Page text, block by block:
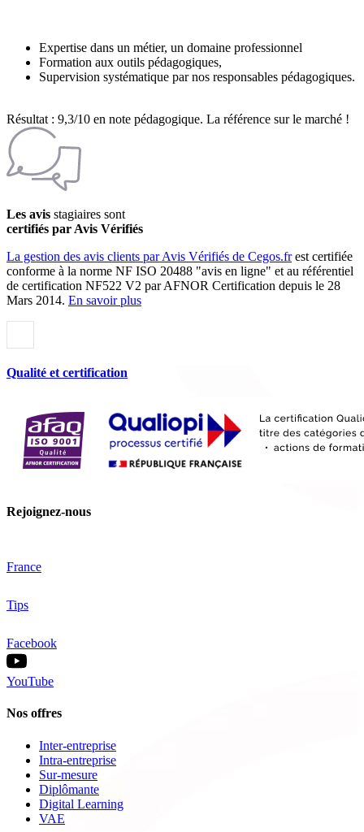
Expertise dans un métier, un domaine professionnel
Formation aux outils pédagogiques,
Supervision systématique par nos responsables pédagogiques.
Résultat : 9,3/10 en note pédagogique. La référence sur le marché !
Les avis stagiaires sont
certifiés par Avis Vérifiés
La gestion des avis clients par Avis Vérifiés de Cegos.frest certifiée
conforme à la norme NF ISO 20488 "avis en ligne" et au référentiel
de certification NF522 V2 par AFNOR Certification depuis le 28
Mars 2014. En savoir plus
Qualité et certification
Rejoignez-nous
France
Tips
Facebook
YouTube
Nos offres
Inter-entreprise
Intra-entreprise
Sur-mesure
Diplômante
Digital Learning
VAE